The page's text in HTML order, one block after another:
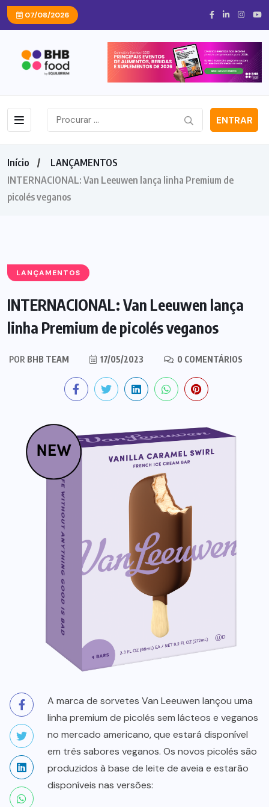
07/08/2026
ENTRAR
Início
LANÇAMENTOS
INTERNACIONAL: Van Leeuwen lança linha Premium de
picolés veganos
LANÇAMENTOS
INTERNACIONAL: Van Leeuwen lança
linha Premium de picolés veganos
POR BHB TEAM 17/05/2023 0 COMENTÁRIOS
A marca de sorvetes Van Leeuwen lançou uma
linha premium de picolés sem lácteos e veganos
no mercado americano, que estará disponível
em três sabores veganos. Os novos picolés são
produzidos à base de leite de aveia e estarão
disponíveis nas versões: